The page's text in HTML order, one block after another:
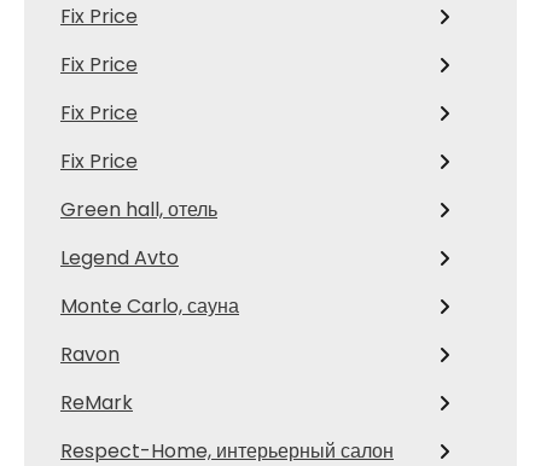
Fix Price
Fix Price
Fix Price
Fix Price
Green hall, отель
Legend Avto
Monte Carlo, сауна
Ravon
ReMark
Respect-Home, интерьерный салон